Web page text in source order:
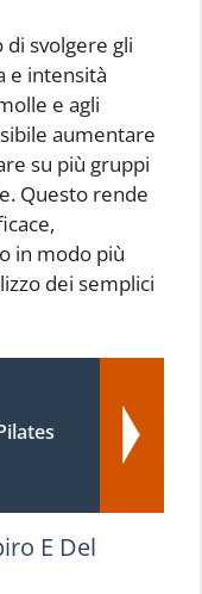
svolgere gli
e intensità
e agli
aumentare
su più gruppi
Questo rende
in modo più
dei semplici
E Del